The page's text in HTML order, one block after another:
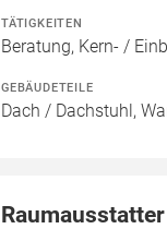
TÄTIGKEITEN
Beratung, Kern- /
GEBÄUDETEILE
Dach / Dachstuhl,